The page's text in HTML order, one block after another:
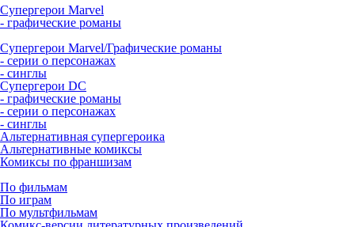
Супергерои Marvel
- графические романы
Супергерои Marvel/Графические романы
- серии о персонажах
- синглы
Супергерои DC
- графические романы
- серии о персонажах
- синглы
Альтернативная супергероика
Альтернативные комиксы
Комиксы по франшизам
По фильмам
По играм
По мультфильмам